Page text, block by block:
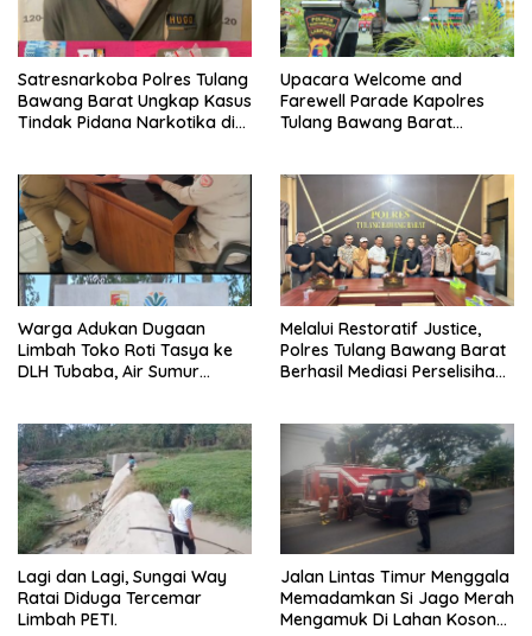
Satresnarkoba Polres Tulang
Bawang Barat Ungkap Kasus
Tindak Pidana Narkotika di
Upacara Welcome and
Farewell Parade Kapolres
Tulang Bawang Barat
Warga Adukan Dugaan
Limbah Toko Roti Tasya ke
DLH Tubaba, Air Sumur
Melalui Restoratif Justice,
Polres Tulang Bawang Barat
Berhasil Mediasi Perselisihan
Lagi dan Lagi, Sungai Way
Ratai Diduga Tercemar
Limbah PETI.
Jalan Lintas Timur Menggala
Memadamkan Si Jago Merah
Mengamuk Di Lahan Kosong,